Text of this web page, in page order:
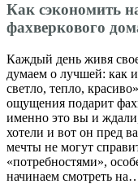
Как сэкономить
фахверкового
Каждый день живя
думаем о лучшей: как
светло, тепло,
ощущения подарит
именно это вы и
хотели и вот он пред
мечты не могут
«потребностями»,
начинаем смотреть